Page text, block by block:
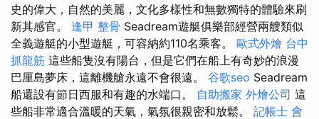
史的偉大，自然的美麗，文化多樣性和無數獨特的體驗來刷
新其感官。 逢甲 整骨 Seadream遊艇俱樂部經營兩艘類似
全義遊艇的小型遊艇，可容納約110名乘客。 歐式外燴 台中
抓龍筋 這些船隻沒有陽台，但是它們在船上有奇妙的浪漫
巴厘島夢床，這離機艙永遠不會很遠。 谷歌seo Seadream
船還設有節日西服和有趣的水端口。 自助搬家 外燴公司 這
些船非常適合溫暖的天氣，氣氛很親密和放鬆。 記帳士 會